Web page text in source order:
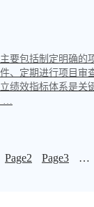
要包括制定明确的
、定期进行项目审
绩效指标体系是关
…
Page2 Page3 …